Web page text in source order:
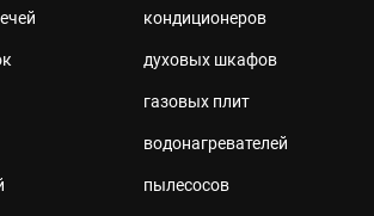
кондиционеров
духовых шкафов
газовых плит
водонагревателей
пылесосов